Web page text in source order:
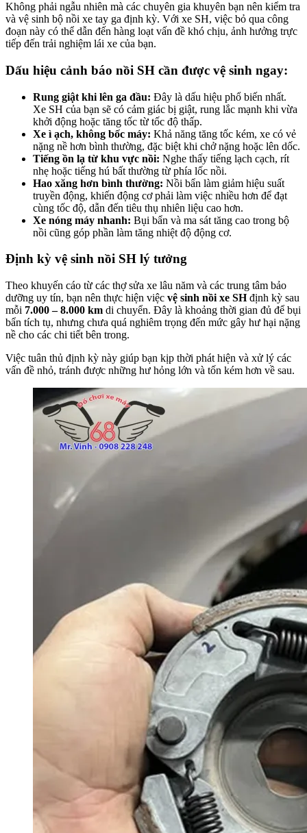
Không phải ngẫu nhiên mà các chuyên gia khuyên bạn nên kiểm tra
và vệ sinh bộ nồi xe tay ga định kỳ. Với xe SH, việc bỏ qua công
đoạn này có thể dẫn đến hàng loạt vấn đề khó chịu, ảnh hưởng trực
tiếp đến trải nghiệm lái xe của bạn.
Dấu hiệu cảnh báo nồi SH cần được vệ sinh ngay:
Rung giật khi lên ga đầu: Đây là dấu hiệu phổ biến nhất.
Xe SH của bạn sẽ có cảm giác bị giật, rung lắc mạnh khi vừa
khởi động hoặc tăng tốc từ tốc độ thấp.
Xe ì ạch, không bốc máy: Khả năng tăng tốc kém, xe có vẻ
nặng nề hơn bình thường, đặc biệt khi chở nặng hoặc lên dốc.
Tiếng ồn lạ từ khu vực nồi: Nghe thấy tiếng lạch cạch, rít
nhẹ hoặc tiếng hú bất thường từ phía lốc nồi.
Hao xăng hơn bình thường: Nồi bẩn làm giảm hiệu suất
truyền động, khiến động cơ phải làm việc nhiều hơn để đạt
cùng tốc độ, dẫn đến tiêu thụ nhiên liệu cao hơn.
Xe nóng máy nhanh: Bụi bẩn và ma sát tăng cao trong bộ
nồi cũng góp phần làm tăng nhiệt độ động cơ.
Định kỳ vệ sinh nồi SH lý tưởng
Theo khuyến cáo từ các thợ sửa xe lâu năm và các trung tâm bảo
dưỡng uy tín, bạn nên thực hiện việc vệ sinh nồi xe SHđịnh kỳ sau
mỗi 7.000 – 8.000 km di chuyển. Đây là khoảng thời gian đủ để bụi
bẩn tích tụ, nhưng chưa quá nghiêm trọng đến mức gây hư hại nặng
nề cho các chi tiết bên trong.
Việc tuân thủ định kỳ này giúp bạn kịp thời phát hiện và xử lý các
vấn đề nhỏ, tránh được những hư hỏng lớn và tốn kém hơn về sau.